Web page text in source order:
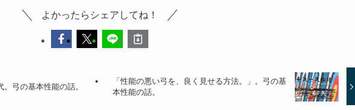
よかったらシェアしてね！
。弓の基本性能の話。
「性能の悪い弓を、良く見せる方法。」。弓の基
本性能の話。